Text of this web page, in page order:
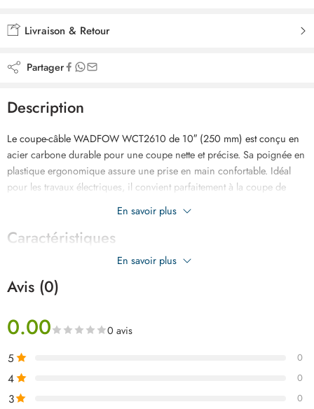
Livraison & Retour
Partager
Description
Le coupe-câble WADFOW WCT2610 de 10″ (250 mm) est conçu en
acier carbone durable pour une coupe nette et précise. Sa poignée en
plastique ergonomique assure une prise en main confortable. Idéal
pour les travaux électriques, il convient parfaitement à la coupe de
câbles grâce à sa conception robuste et sa grande maniabilité.
En savoir plus
Caractéristiques
En savoir plus
Avis (0)
0.00 0 avis
5 0
4 0
3 0